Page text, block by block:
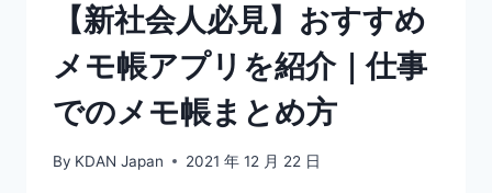
や
情
報
収
集
【新社会人必見】おすすめ
メモ帳アプリを紹介｜仕事
でのメモ帳まとめ方
By KDAN Japan 2021 年 12 月 22 日